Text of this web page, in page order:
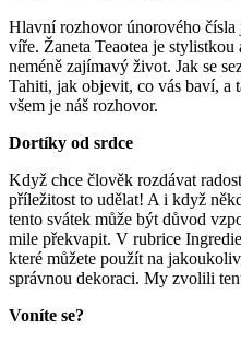
Hlavní rozhovor únorového čísla
víře. Žaneta Teaotea je
neméně zajímavý život. Jak se
Tahiti, jak objevit, co vás baví, a
všem je náš rozhovor.
Dortíky od srdce
Když chce člověk rozdávat
příležitost to udělat! A i když
tento svátek může být důvod
mile překvapit. V rubrice
které můžete použít na
správnou dekoraci. My zvolili
Voníte se?